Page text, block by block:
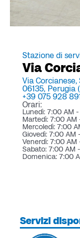
Stazione di
Via
Via Corcianese,
06135, Perugia
+39 075 928
Orari:
Lunedì: 7:00 AM
Martedì: 7:00
Mercoledì: 7:00
Giovedì: 7:00
Venerdì: 7:00
Sabato: 7:00 AM
Domenica: 7:00
Servizi